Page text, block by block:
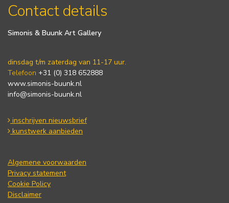
Contact details
Simonis & Buunk Art Gallery
dinsdag t/m zaterdag van 11-17 uur.
Telefoon +31 (0) 318 652888
www.simonis-buunk.nl
info@simonis-buunk.nl
inschrijven nieuwsbrief
kunstwerk aanbieden
Algemene voorwaarden
Privacy statement
Cookie Policy
Disclaimer